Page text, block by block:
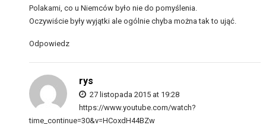
Polakami, co u Niemców było nie do pomyślenia.
Oczywiście były wyjątki ale ogólnie chyba można tak to ująć.
Odpowiedz
rys
27 listopada 2015 at 19:28
https://www.youtube.com/watch?
time_continue=30&v=HCoxdH44BZw